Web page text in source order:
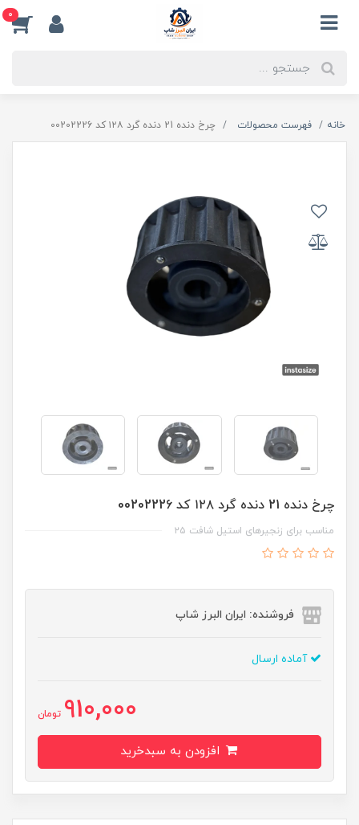
0
خانه فهرست محصولات چرخ دنده 21 دنده گرد ۱۲۸ کد 00202226
چرخ دنده 21 دنده گرد ۱۲۸ کد 00202226
مناسب برای زنجیرهای استیل شافت ۲۵
فروشنده: ایران البرز شاپ
آماده ارسال
910,000 تومان